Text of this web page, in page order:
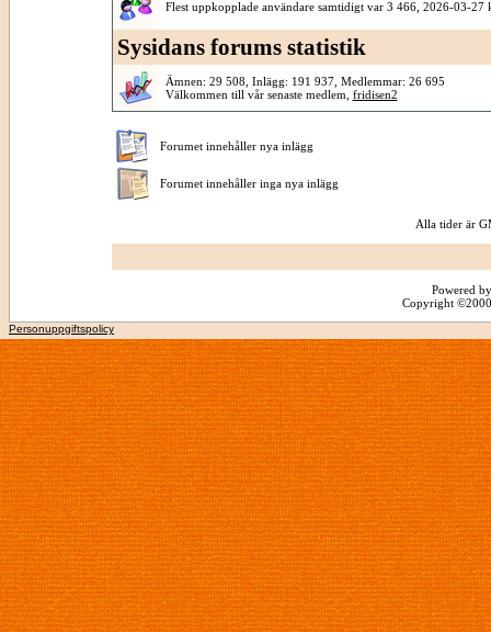
Flest uppkopplade användare samtidigt var 3 466, 2026-03-27
Sysidans forums statistik
Ämnen: 29 508, Inlägg: 191 937, Medlemmar: 26 695
Välkommen till vår senaste medlem, fridisen2
Forumet innehåller nya inlägg
Forumet innehåller inga nya inlägg
Alla tider är
Powered
Copyright
Personuppgiftspolicy